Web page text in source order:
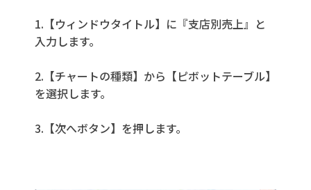
1.【ウィンドウタイトル】に『支店別売上』と
入力します。
2.【チャートの種類】から【ピボットテーブル】
を選択します。
3.【次へボタン】を押します。